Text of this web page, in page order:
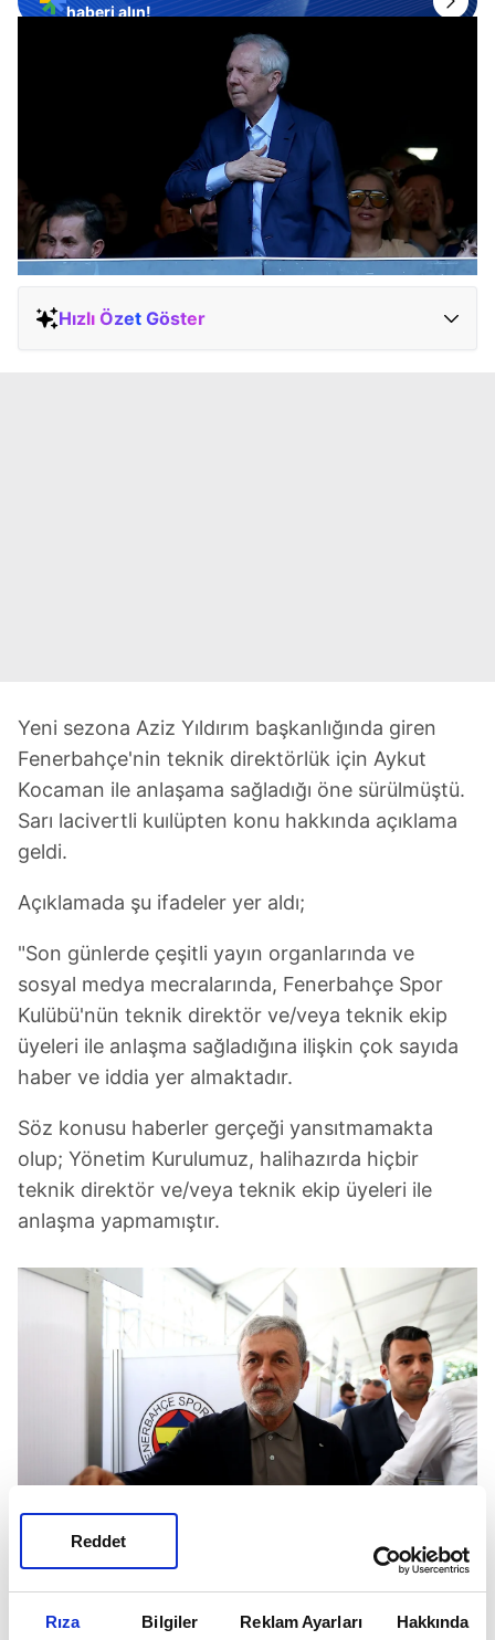
Rıza Bilgiler Reklam Ayarları Hakkında
Reddet
haberi alın!
Hızlı Özet Göster
Yeni sezona Aziz Yıldırım başkanlığında giren
Fenerbahçe'nin teknik direktörlük için Aykut
Kocaman ile anlaşama sağladığı öne sürülmüştü.
Sarı lacivertli kuılüpten konu hakkında açıklama
geldi.
Açıklamada şu ifadeler yer aldı;
"Son günlerde çeşitli yayın organlarında ve
sosyal medya mecralarında, Fenerbahçe Spor
Kulübü'nün teknik direktör ve/veya teknik ekip
üyeleri ile anlaşma sağladığına ilişkin çok sayıda
haber ve iddia yer almaktadır.
Söz konusu haberler gerçeği yansıtmamakta
olup; Yönetim Kurulumuz, halihazırda hiçbir
teknik direktör ve/veya teknik ekip üyeleri ile
anlaşma yapmamıştır.